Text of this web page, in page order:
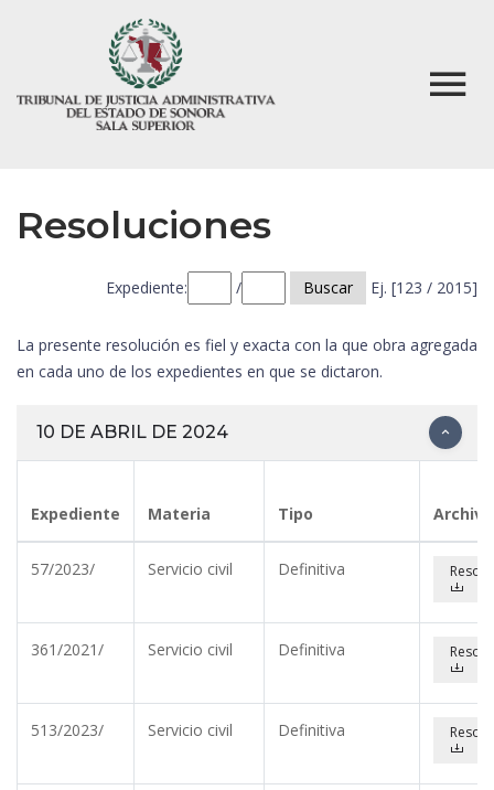
Resoluciones
Expediente: / Buscar Ej. [123 / 2015]
La presente resolución es fiel y exacta con la que obra agregada
en cada uno de los expedientes en que se dictaron.
10 DE ABRIL DE 2024
Expediente Materia Tipo Archivo
57/2023/ Servicio civil Definitiva
361/2021/ Servicio civil Definitiva
513/2023/ Servicio civil Definitiva